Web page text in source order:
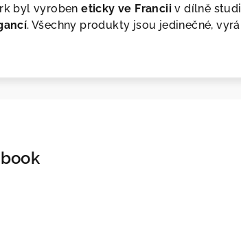
byl vyrobeneticky ve Francii v dílně
. Všechny produkty jsou jedinečné,